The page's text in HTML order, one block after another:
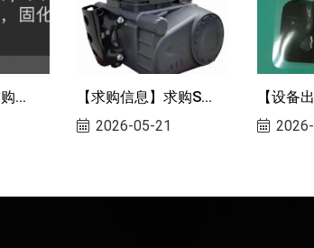
...
【求购信息】求购S...
2026-05-21
【设备